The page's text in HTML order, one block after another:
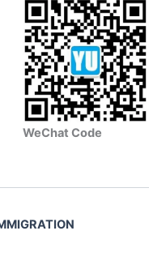
WeChat Code